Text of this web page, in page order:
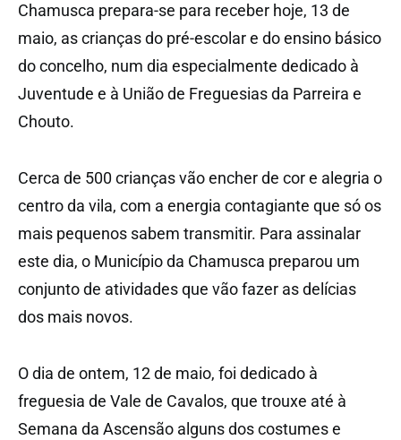
Chamusca prepara-se para receber hoje, 13 de
maio, as crianças do pré-escolar e do ensino básico
do concelho, num dia especialmente dedicado à
Juventude e à União de Freguesias da Parreira e
Chouto.
Cerca de 500 crianças vão encher de cor e alegria o
centro da vila, com a energia contagiante que só os
mais pequenos sabem transmitir. Para assinalar
este dia, o Município da Chamusca preparou um
conjunto de atividades que vão fazer as delícias
dos mais novos.
O dia de ontem, 12 de maio, foi dedicado à
freguesia de Vale de Cavalos, que trouxe até à
Semana da Ascensão alguns dos costumes e